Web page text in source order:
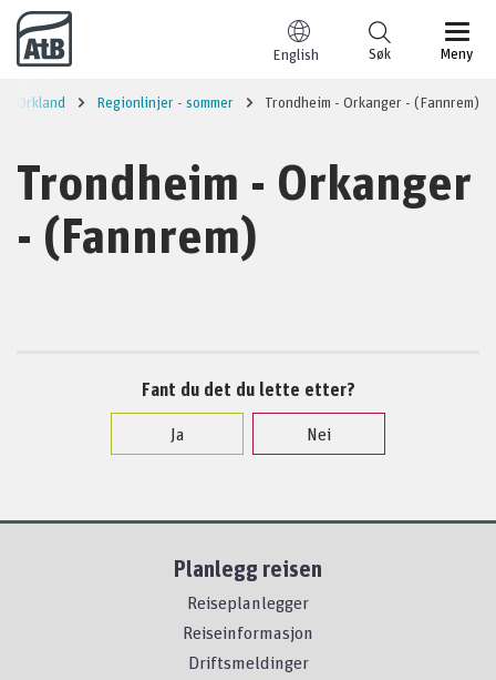
Til innhold
English Meny
Søk
Orkland Regionlinjer - sommer Trondheim - Orkanger - (Fannrem)
Trondheim - Orkanger
- (Fannrem)
Fant du det du lette etter?
Ja
Nei
Planlegg reisen
Reiseplanlegger
Reiseinformasjon
Driftsmeldinger